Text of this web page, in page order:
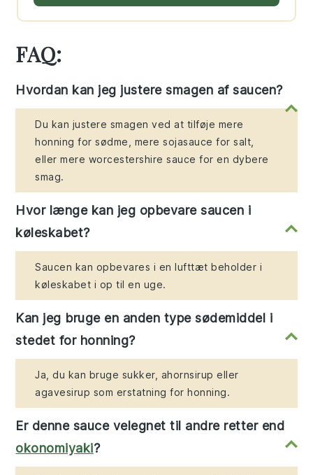
FAQ:
Hvordan kan jeg justere smagen af saucen?
Du kan justere smagen ved at tilføje mere
honning for sødme, mere sojasauce for salt,
eller mere worcestershire sauce for en dybere
smag.
Hvor længe kan jeg opbevare saucen i
køleskabet?
Saucen kan opbevares i en lufttæt beholder i
køleskabet i op til en uge.
Kan jeg bruge en anden type sødemiddel i
stedet for honning?
Ja, du kan bruge sukker, ahornsirup eller
agavesirup som erstatning for honning.
Er denne sauce velegnet til andre retter end
okonomiyaki?